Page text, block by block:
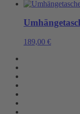
189,00 €